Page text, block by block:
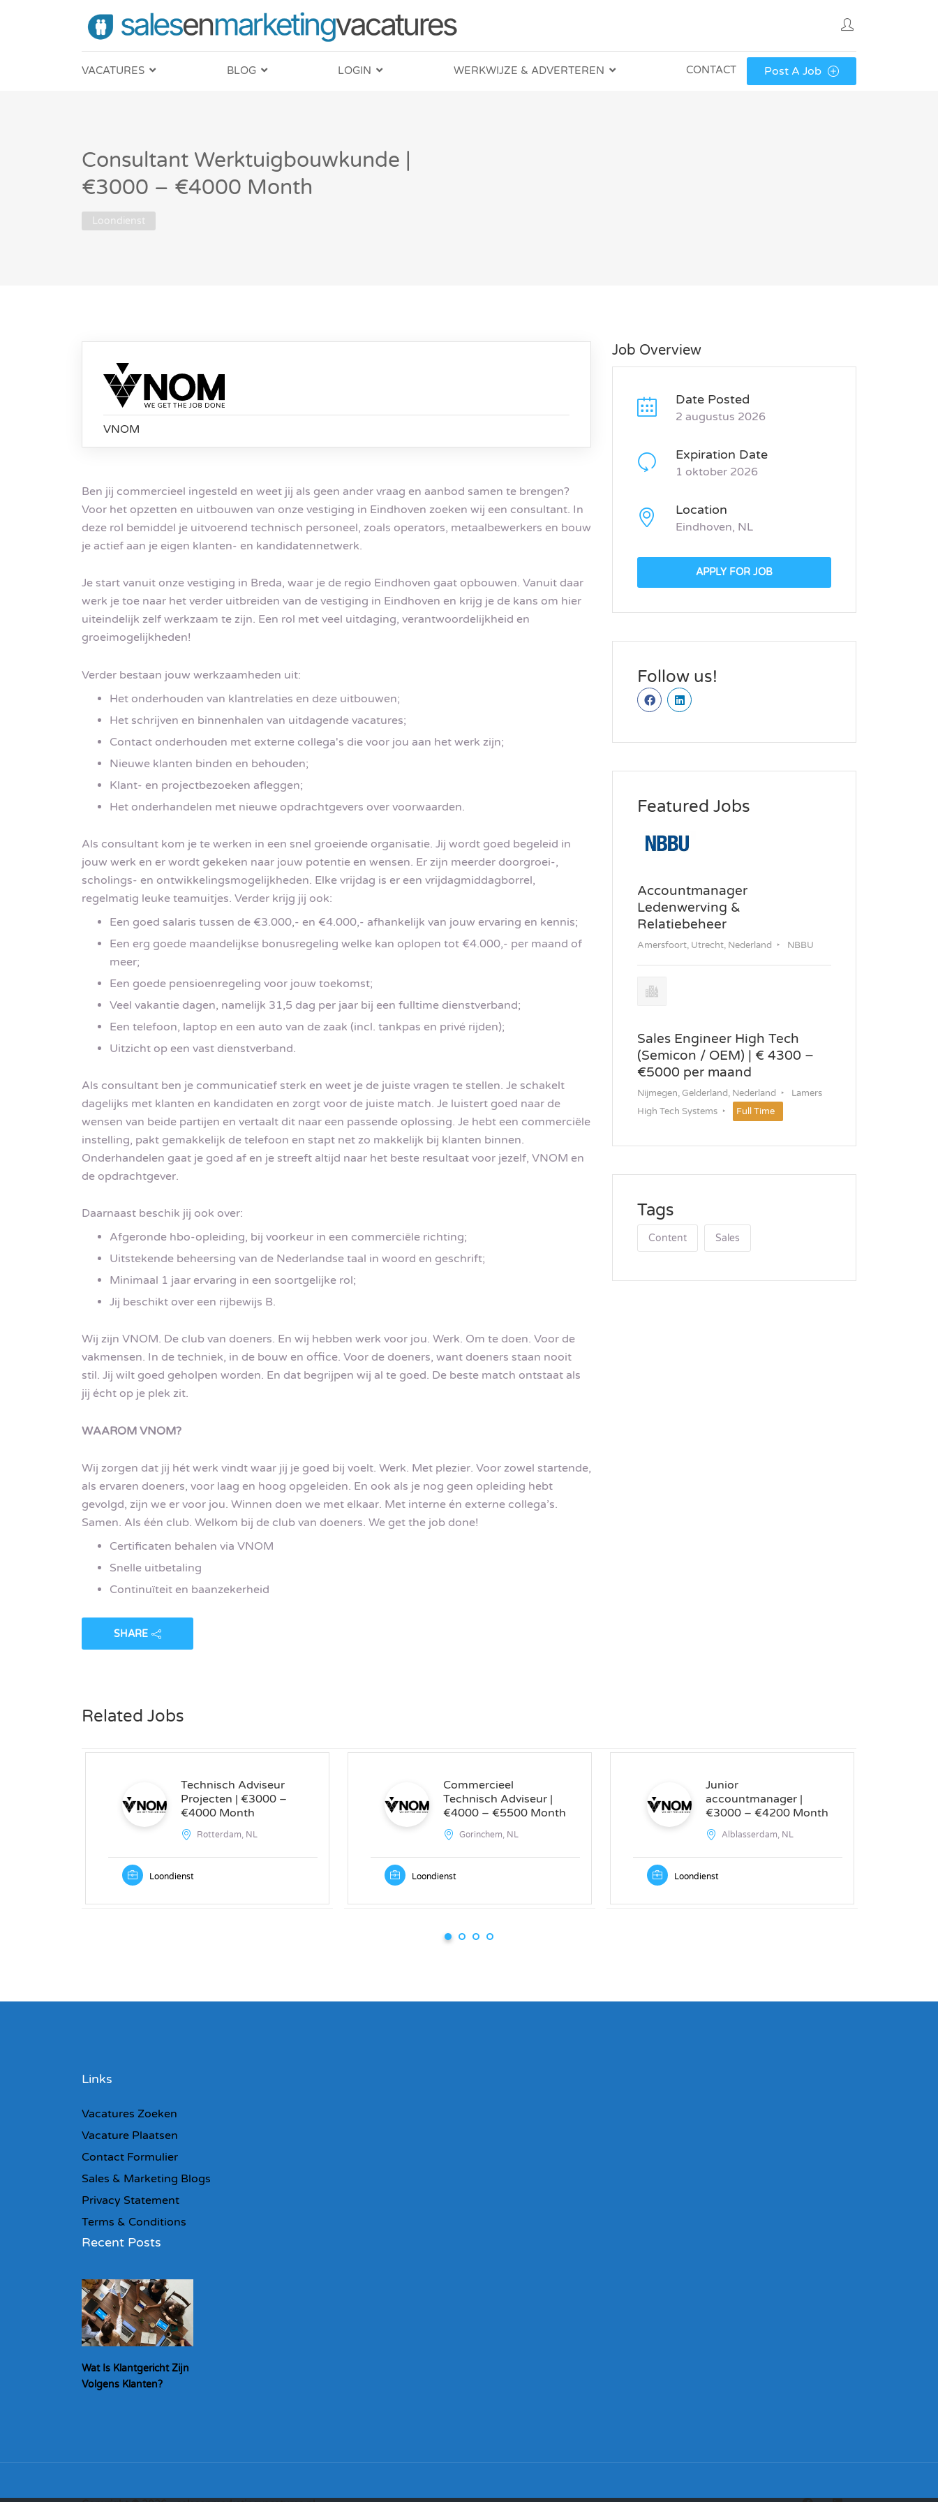
VACATURES BLOG LOGIN WERKWIJZE & ADVERTEREN CONTACT Post A Job
Consultant Werktuigbouwkunde |
€3000 – €4000 Month
Loondienst
VNOM
Ben jij commercieel ingesteld en weet jij als geen ander vraag en aanbod samen te brengen?
Voor het opzetten en uitbouwen van onze vestiging in Eindhoven zoeken wij een consultant. In
deze rol bemiddel je uitvoerend technisch personeel, zoals operators, metaalbewerkers en bouw
je actief aan je eigen klanten- en kandidatennetwerk.
Je start vanuit onze vestiging in Breda, waar je de regio Eindhoven gaat opbouwen. Vanuit daar
werk je toe naar het verder uitbreiden van de vestiging in Eindhoven en krijg je de kans om hier
uiteindelijk zelf werkzaam te zijn. Een rol met veel uitdaging, verantwoordelijkheid en
groeimogelijkheden!
Verder bestaan jouw werkzaamheden uit:
Het onderhouden van klantrelaties en deze uitbouwen;
Het schrijven en binnenhalen van uitdagende vacatures;
Contact onderhouden met externe collega's die voor jou aan het werk zijn;
Nieuwe klanten binden en behouden;
Klant- en projectbezoeken afleggen;
Het onderhandelen met nieuwe opdrachtgevers over voorwaarden.
Als consultant kom je te werken in een snel groeiende organisatie. Jij wordt goed begeleid in
jouw werk en er wordt gekeken naar jouw potentie en wensen. Er zijn meerder doorgroei-,
scholings- en ontwikkelingsmogelijkheden. Elke vrijdag is er een vrijdagmiddagborrel,
regelmatig leuke teamuitjes. Verder krijg jij ook:
Een goed salaris tussen de €3.000,- en €4.000,- afhankelijk van jouw ervaring en kennis;
Een erg goede maandelijkse bonusregeling welke kan oplopen tot €4.000,- per maand of
meer;
Een goede pensioenregeling voor jouw toekomst;
Veel vakantie dagen, namelijk 31,5 dag per jaar bij een fulltime dienstverband;
Een telefoon, laptop en een auto van de zaak (incl. tankpas en privé rijden);
Uitzicht op een vast dienstverband.
Als consultant ben je communicatief sterk en weet je de juiste vragen te stellen. Je schakelt
dagelijks met klanten en kandidaten en zorgt voor de juiste match. Je luistert goed naar de
wensen van beide partijen en vertaalt dit naar een passende oplossing. Je hebt een commerciële
instelling, pakt gemakkelijk de telefoon en stapt net zo makkelijk bij klanten binnen.
Onderhandelen gaat je goed af en je streeft altijd naar het beste resultaat voor jezelf, VNOM en
de opdrachtgever.
Daarnaast beschik jij ook over:
Afgeronde hbo-opleiding, bij voorkeur in een commerciële richting;
Uitstekende beheersing van de Nederlandse taal in woord en geschrift;
Minimaal 1 jaar ervaring in een soortgelijke rol;
Jij beschikt over een rijbewijs B.
Wij zijn VNOM. De club van doeners. En wij hebben werk voor jou. Werk. Om te doen. Voor de
vakmensen. In de techniek, in de bouw en office. Voor de doeners, want doeners staan nooit
stil. Jij wilt goed geholpen worden. En dat begrijpen wij al te goed. De beste match ontstaat als
jij écht op je plek zit.
WAAROM VNOM?
Wij zorgen dat jij hét werk vindt waar jij je goed bij voelt. Werk. Met plezier. Voor zowel startende,
als ervaren doeners, voor laag en hoog opgeleiden. En ook als je nog geen opleiding hebt
gevolgd, zijn we er voor jou. Winnen doen we met elkaar. Met interne én externe collega’s.
Samen. Als één club. Welkom bij de club van doeners. We get the job done!
Certificaten behalen via VNOM
Snelle uitbetaling
Continuïteit en baanzekerheid
SHARE
Job Overview
Date Posted
2 augustus 2026
Expiration Date
1 oktober 2026
Location
Eindhoven, NL
APPLY FOR JOB
Follow us!
Featured Jobs
Accountmanager
Ledenwerving &
Relatiebeheer
Amersfoort, Utrecht, Nederland NBBU
Sales Engineer High Tech
(Semicon / OEM) | € 4300 –
€5000 per maand
Nijmegen, Gelderland, Nederland
Lamers
High Tech Systems
Full Time
Tags
Content Sales
Related Jobs
Technisch Adviseur
Projecten | €3000 –
€4000 Month
Rotterdam, NL
Loondienst
Commercieel
Technisch Adviseur |
€4000 – €5500 Month
Gorinchem, NL
Loondienst
Junior
accountmanager |
€3000 – €4200 Month
Alblasserdam, NL
Loondienst
Links
Vacatures Zoeken
Vacature Plaatsen
Contact Formulier
Sales & Marketing Blogs
Privacy Statement
Terms & Conditions
Recent Posts
Wat Is Klantgericht Zijn
Volgens Klanten?